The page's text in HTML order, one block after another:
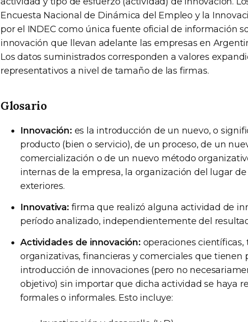
Encuesta Nacional de Dinámica del Empleo y la
por el INDEC como única fuente oficial de información
innovación que llevan adelante las empresas en
Los datos suministrados corresponden a valores
representativos a nivel de tamaño de las firmas.
Glosario
Innovación: es la introducción de un nuevo, o
producto (bien o servicio), de un proceso, de un
comercialización o de un nuevo método
internas de la empresa, la organización del lugar
exteriores.
Innovativa: firma que realizó alguna actividad de
período analizado, independientemente del
Actividades de innovación: operaciones científicas,
organizativas, financieras y comerciales que tienen
introducción de innovaciones (pero no
objetivo) sin importar que dicha actividad se haya
formales o informales. Esto incluye: